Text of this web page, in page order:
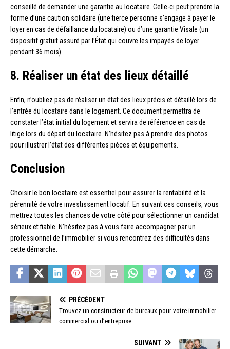
conseillé de demander une garantie au locataire. Celle-ci peut prendre la
forme d’une caution solidaire (une tierce personne s’engage à payer le
loyer en cas de défaillance du locataire) ou d’une garantie Visale (un
dispositif gratuit assuré par l’État qui couvre les impayés de loyer
pendant 36 mois).
8. Réaliser un état des lieux détaillé
Enfin, n’oubliez pas de réaliser un état des lieux précis et détaillé lors de
l’entrée du locataire dans le logement. Ce document permettra de
constater l’état initial du logement et servira de référence en cas de
litige lors du départ du locataire. N’hésitez pas à prendre des photos
pour illustrer l’état des différentes pièces et équipements.
Conclusion
Choisir le bon locataire est essentiel pour assurer la rentabilité et la
pérennité de votre investissement locatif. En suivant ces conseils, vous
mettrez toutes les chances de votre côté pour sélectionner un candidat
sérieux et fiable. N’hésitez pas à vous faire accompagner par un
professionnel de l’immobilier si vous rencontrez des difficultés dans
cette démarche.
PRÉCÉDENT
Trouvez un constructeur de bureaux pour votre immobilier
commercial ou d’entreprise
SUIVANT